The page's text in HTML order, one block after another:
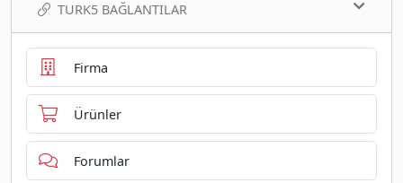
TURK5 BAĞLANTILAR
Firma
Ürünler
Forumlar